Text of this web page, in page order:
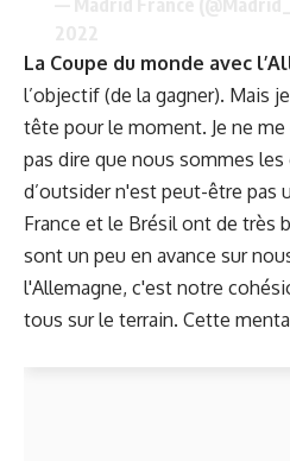
La Coupe du monde avec
l’objectif (de la gagner). Mais
tête pour le moment. Je ne
pas dire que nous sommes
d’outsider n'est peut-être pas
France et le Brésil ont de très
sont un peu en avance sur
l'Allemagne, c'est notre
tous sur le terrain. Cette